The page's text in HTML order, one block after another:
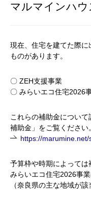
マルマインハ
現在、住宅を建てた際
ものがあります。
〇 ZEH支援事業
〇 みらいエコ住宅2026
これらの補助金につい
補助金」をご覧ください。
https://
予算枠や時期によっては
みらいエコ住宅2026事
（奈良県の主な地域が